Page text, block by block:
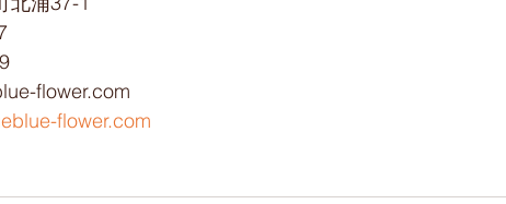
flower.com
flower.com